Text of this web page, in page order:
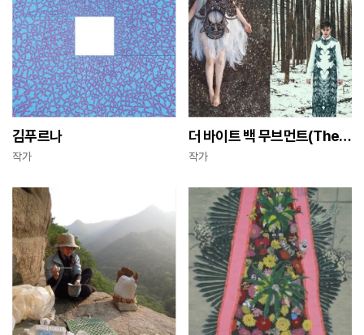
김푸르나
작가
더 바이트 백 무브먼트(The Bite Back Movement)
작가